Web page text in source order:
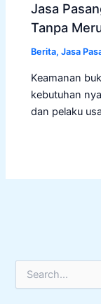
Jasa
Tanpa
Berita,Jasa
Keamanan
kebutuhan
dan pelaku
e